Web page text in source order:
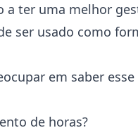
ter uma melhor
ser usado como
em saber
de horas?